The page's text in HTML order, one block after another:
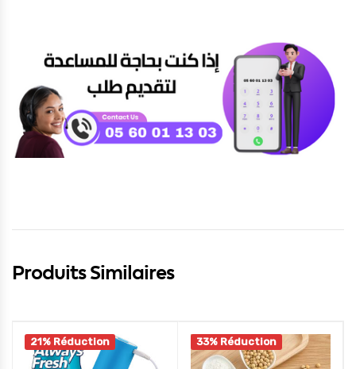
Produits Similaires
21% Réduction 33% Réduction